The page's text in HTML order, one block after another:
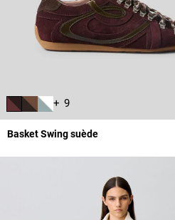
+ 9
Basket Swing suède